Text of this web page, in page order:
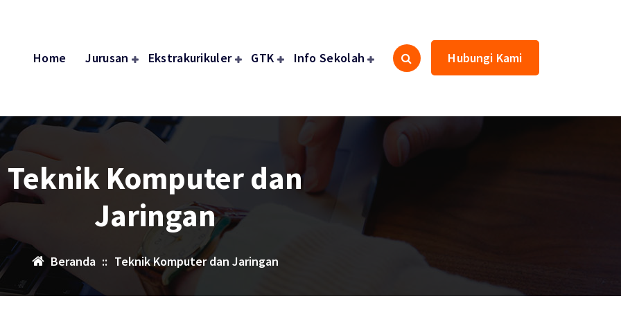
Home Jurusan Ekstrakurikuler GTK Info Sekolah Hubungi Kami
Teknik Komputer dan
Jaringan
Beranda :: Teknik Komputer dan Jaringan